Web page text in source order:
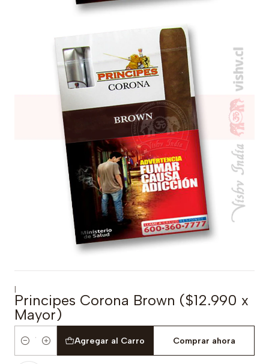
|
Principes Corona Brown ($12.990 x
Mayor)
Cantidad
Agregar al Carro Comprar ahora